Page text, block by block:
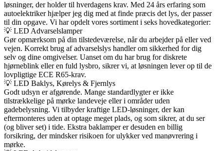
løsninger, der holder til hverdagens krav. Med 24 års erfaring som
autoelektriker hjælper jeg dig med at finde præcis det lys, der passer
til din opgave. Vi har opdelt vores sortiment i seks hovedkategorier:
💡 LED Advarselslamper
Gør opmærksom på din tilstedeværelse, når du arbejder på eller ved
vejen. Korrekt brug af advarselslys handler om sikkerhed for dig
selv og dine omgivelser. Uanset om du har brug for diskrete
hjørneblink eller en fuld lysbro, sikrer vi, at løsningen lever op til de
lovpligtige ECE R65-krav.
💡 LED Baklys, Kørelys & Fjernlys
Godt udsyn er afgørende. Mange standardlygter er ikke
tilstrækkelige på mørke landeveje eller i områder uden
gadebelysning. Vi tilbyder kraftige LED-løsninger, der kan
eftermonteres uden at optage meget plads, og som sikrer, at du ser
(og bliver set) i tide. Ekstra baklamper er desuden en billig
forsikring, der mindsker risikoen for ulykker ved manøvrering i
mørke.